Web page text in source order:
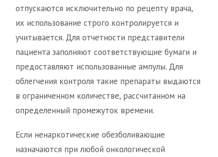
отпускаются исключительно по рецепту врача,
их использование строго контролируется и
учитывается. Для отчетности представители
пациента заполняют соответствующие бумаги и
предоставляют использованные ампулы. Для
облегчения контроля такие препараты выдаются
в ограниченном количестве, рассчитанном на
определенный промежуток времени.
Если ненаркотические обезболивающие
назначаются при любой онкологической